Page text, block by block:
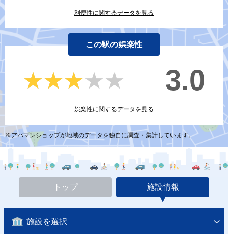
利便性に関するデータを見る
この駅の娯楽性
★★★★★
★★★★★ 3.0
娯楽性に関するデータを見る
※アパマンショップが地域のデータを独自に調査・集計しています。
トップ 施設情報
施設を選択